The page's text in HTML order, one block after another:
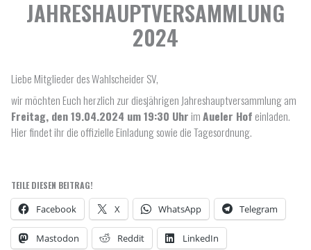
JAHRESHAUPTVERSAMMLUNG
2024
Liebe Mitglieder des Wahlscheider SV,
wir möchten Euch herzlich zur diesjährigen Jahreshauptversammlung am
Freitag, den 19.04.2024 um 19:30 Uhr imAueler Hof einladen.
Hier findet ihr die offizielle Einladung sowie die Tagesordnung.
TEILE DIESEN BEITRAG!
Facebook X WhatsApp Telegram
Mastodon Reddit LinkedIn